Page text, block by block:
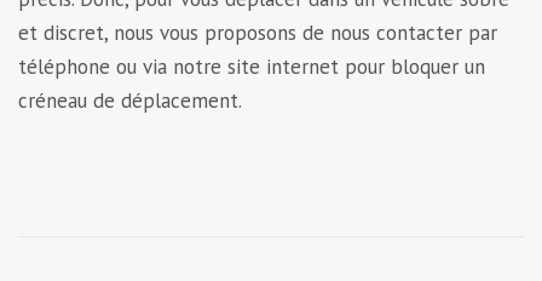
et discret, nous vous proposons de nous contacter par
téléphone ou via notre site internet pour bloquer un
créneau de déplacement.